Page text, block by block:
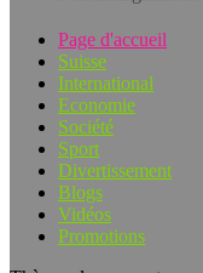
Page d'accueil
Suisse
International
Economie
Société
Sport
Divertissement
Blogs
Vidéos
Promotions